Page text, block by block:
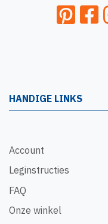
HANDIGE LINKS
Account
Leginstructies
FAQ
Onze winkel